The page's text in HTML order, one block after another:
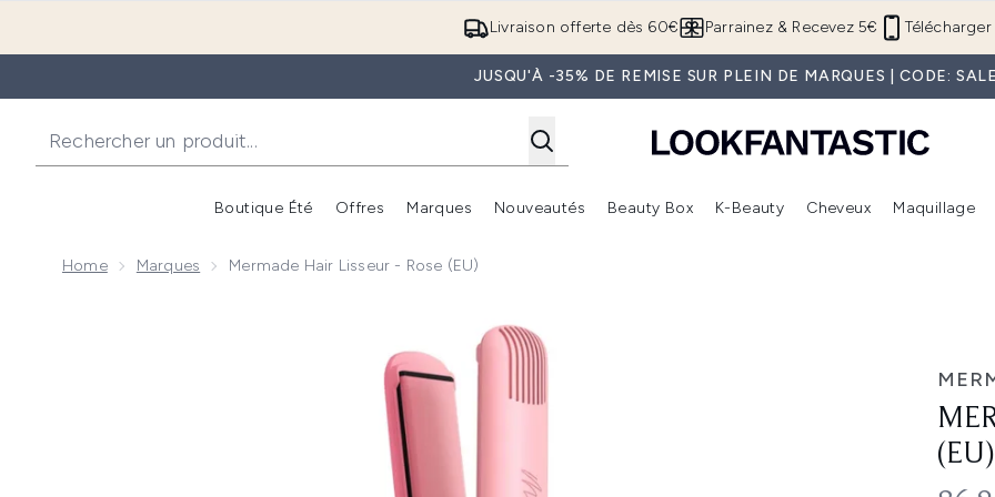
Passer au contenu principal
Livraison offerte dès 60€ Télécharger
Parrainez & Recevez 5€
JUSQU'À -35% DE REMISE SUR PLEIN DE MARQUES | CODE:
Boutique Été
Accédez au sous-menu (Boutique Été )
Offres
Accédez au sous-menu (Offres)
Marques
Accédez au sous-menu (Marques)
Nouveautés
Accédez au sous-menu (Nouveautés)
Beauty Box
Accédez au sous-menu (Beauty Box)
K-Beauty Cheveux Maquillage
Home Marques Mermade Hair Lisseur - Rose (EU)
Now showing image 1 Mermade Hair Lisseur - Rose (EU)
(EU)